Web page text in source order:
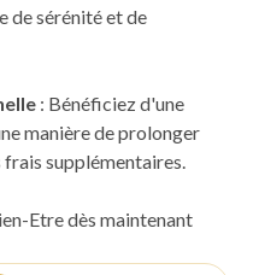
de sérénité et de
: Bénéficiez d'une
manière de prolonger
frais supplémentaires.
Etre dès maintenant